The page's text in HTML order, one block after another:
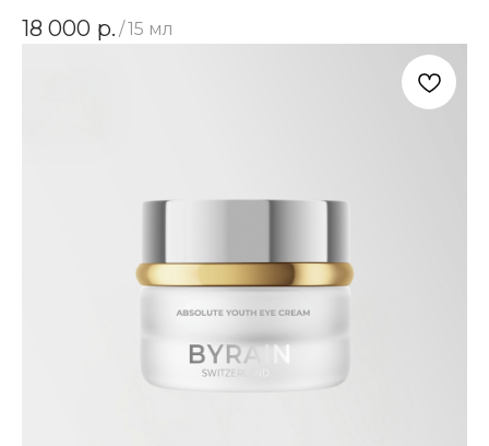
18 000 р. /15 мл